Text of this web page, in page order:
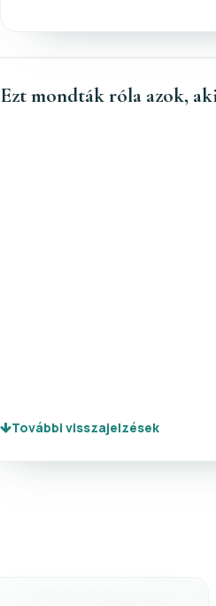
Ezt mondták róla azok,
További visszajelzések